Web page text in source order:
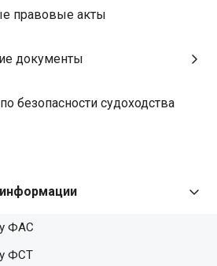
правовые акты
документы
безопасности судоходства
ФАС
ФСТ